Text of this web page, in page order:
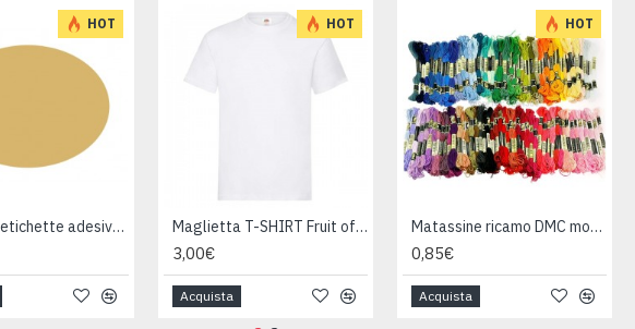
Coppia di toppe patch per tessuti Coppia di toppe patch per tessuti
1,20€
Acquista
HOT
Foglio 50 etichette adesive ovali ORO mm 36x27
HOT
Maglietta T-SHIRT Fruit of The Loom HEAVY varie taglie
3,00€
Acquista
HOT
Matassine ricamo DMC moulinè da colore 400 a 799
0,85€
Acquista